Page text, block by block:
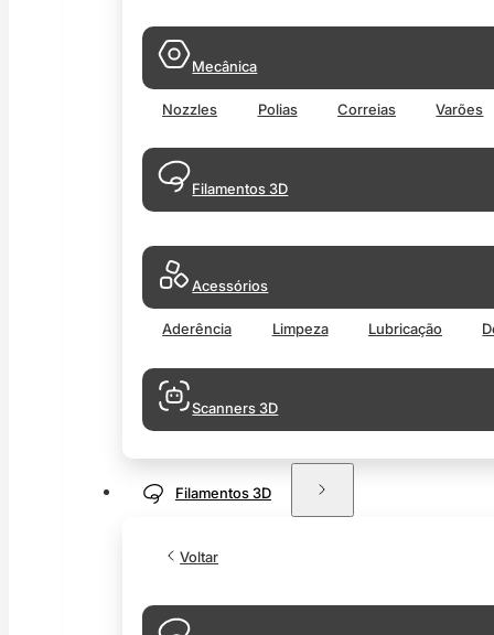
Mecânica
Nozzles Polias Correias Varões
Filamentos 3D
Acessórios
Aderência Limpeza Lubricação
Scanners 3D
Filamentos 3D
Voltar